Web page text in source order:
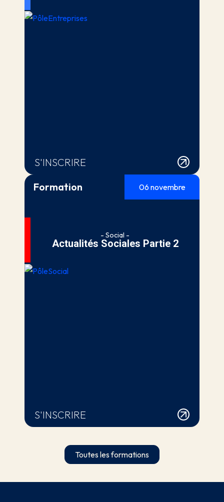
S'INSCRIRE
Formation
06 novembre
- Social -
Actualités Sociales Partie 2
S'INSCRIRE
Toutes les formations